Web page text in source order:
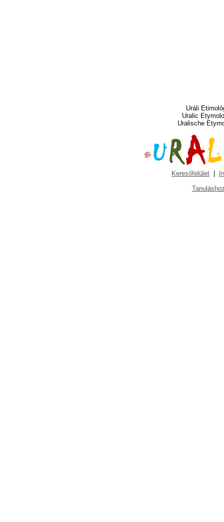
Uráli
Uralic
Uralische
Keresőfelület